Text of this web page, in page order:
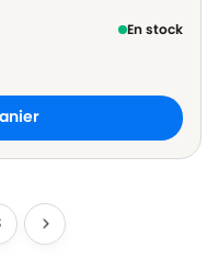
En stock